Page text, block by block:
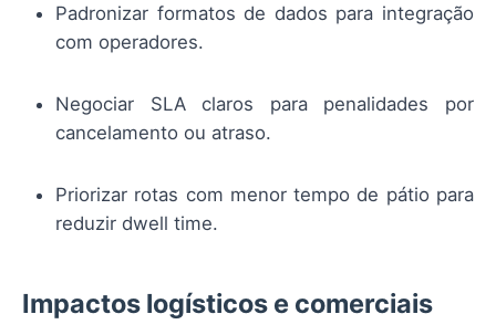
Padronizar formatos de dados para integração
com operadores.
Negociar SLA claros para penalidades por
cancelamento ou atraso.
Priorizar rotas com menor tempo de pátio para
reduzir dwell time.
Impactos logísticos e comerciais